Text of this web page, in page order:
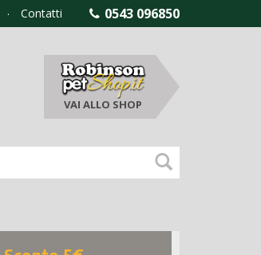
Contatti 0543 096850
VAI ALLO SHOP